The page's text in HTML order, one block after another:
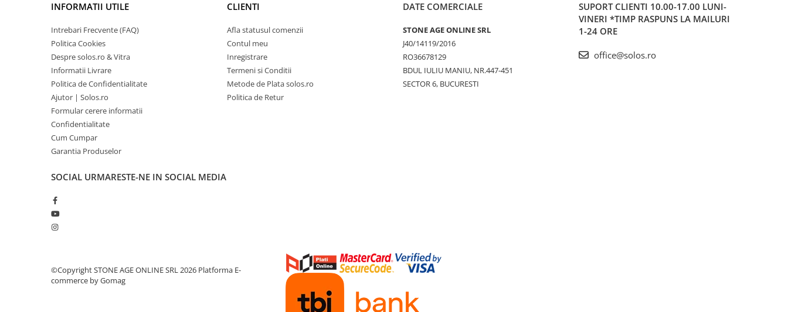
INFORMATII UTILE
Intrebari Frecvente (FAQ)
Politica Cookies
Despre solos.ro & Vitra
Informatii Livrare
Politica de Confidentialitate
Ajutor | Solos.ro
Formular cerere informatii
Confidentialitate
Cum Cumpar
Garantia Produselor
CLIENTI
Afla statusul comenzii
Contul meu
Inregistrare
Termeni si Conditii
Metode de Plata solos.ro
Politica de Retur
DATE COMERCIALE
STONE AGE ONLINE SRL
J40/14119/2016
RO36678129
BDUL IULIU MANIU, NR.447-451
SECTOR 6, BUCURESTI
SUPORT CLIENTI 10.00-17.00 LUNI-
VINERI *TIMP RASPUNS LA MAILURI
1-24 ORE
office@solos.ro
SOCIAL URMARESTE-NE IN SOCIAL MEDIA
©Copyright STONE AGE ONLINE SRL 2026 Platforma E-
commerce by Gomag